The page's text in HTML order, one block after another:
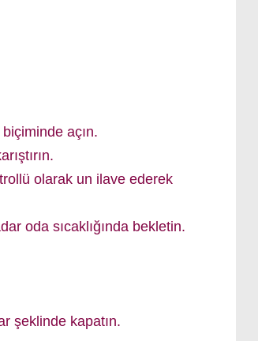
açın.
olarak un ilave ederek
oda sıcaklığında bekletin.
şeklinde kapatın.